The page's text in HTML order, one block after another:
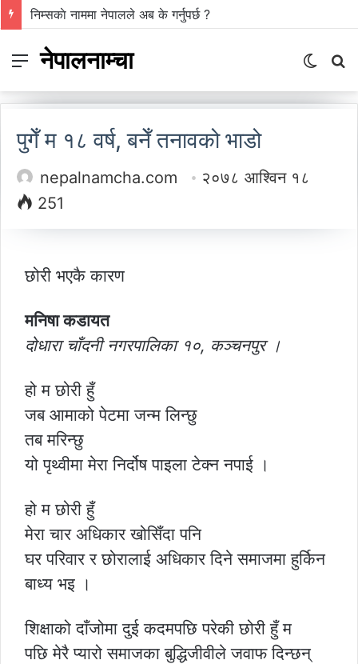
निम्सकाे नाममा नेपालले अब के गर्नुपर्छ ?
Menu
नेपालनाम्चा
Switch
पुगेँ म १८ वर्ष, बनेँ तनावको भाडो
nepalnamcha.com
२०७८ आश्विन १८
251
छोरी भएकै कारण
मनिषा कडायत
दोधारा चाँदनी नगरपालिका १०, कञ्चनपुर ।
हो म छोरी हुँ
जब आमाको पेटमा जन्म लिन्छु
तब मरिन्छु
यो पृथ्वीमा मेरा निर्दोष पाइला टेक्न नपाई ।
हो म छोरी हुँ
मेरा चार अधिकार खोसिँदा पनि
घर परिवार र छोरालाई अधिकार दिने समाजमा हुर्किन
बाध्य भइ ।
शिक्षाको दाँजोमा दुई कदमपछि परेकी छोरी हुँ म
पछि मेरै प्यारो समाजका बुद्धिजीवीले जवाफ दिन्छन्